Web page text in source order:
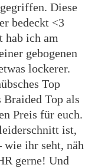
Diese
bedeckt <3
hab ich am
gebogenen
lockerer.
Top
Braided Top als
Preis für euch.
ist,
ihr seht, näh
gerne! Und